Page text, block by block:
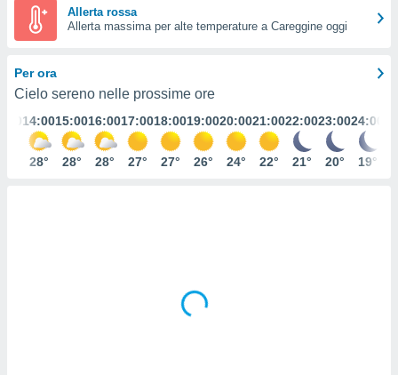
simili,
ACCETTA
CONTINUA
IMPOSTAZIONI
Allerta rossa
Allerta massima per alte temperature a Careggine oggi
Per ora
Cielo sereno nelle prossime ore
14:00
28°
15:00
28°
16:00
28°
17:00
27°
18:00
27°
19:00
26°
20:00
24°
21:00
22°
22:00
21°
23:00
20°
24:00
19°